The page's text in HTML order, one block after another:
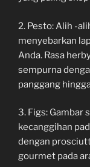
2. Pesto: Alih -
menyebarkan
Anda. Rasa
sempurna
panggang
3. Figs: Gambar
kecanggihan
dengan
gourmet pada